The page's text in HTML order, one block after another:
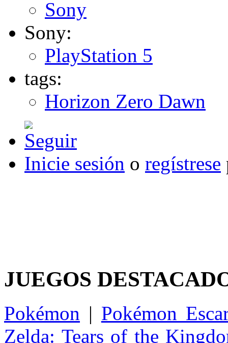
Sony
Sony:
PlayStation 5
tags:
Horizon Zero Dawn
Inicie sesión o regístrese
JUEGOS
Pokémon | Pokémon
Zelda: Tears of the